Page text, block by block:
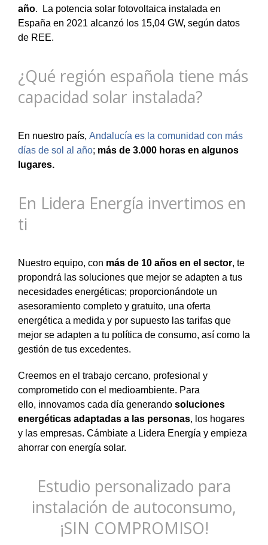
año. La potencia solar fotovoltaica instalada en
España en 2021 alcanzó los 15,04 GW, según datos
de REE.
¿Qué región española tiene más
capacidad solar instalada?
En nuestro país, Andalucía es la comunidad con más
días de sol al año; más de 3.000 horas en algunos
lugares.
En Lidera Energía invertimos en
ti
Nuestro equipo, con más de 10 años en el sector, te
propondrá las soluciones que mejor se adapten a tus
necesidades energéticas; proporcionándote un
asesoramiento completo y gratuito, una oferta
energética a medida y por supuesto las tarifas que
mejor se adapten a tu política de consumo, así como la
gestión de tus excedentes.
Creemos en el trabajo cercano, profesional y
comprometido con el medioambiente. Para
ello, innovamos cada día generando soluciones
energéticas adaptadas a las personas, los hogares
y las empresas. Cámbiate a Lidera Energía y empieza
ahorrar con energía solar.
Estudio personalizado para
instalación de autoconsumo,
¡SIN COMPROMISO!